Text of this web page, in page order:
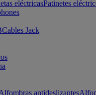
eléctricasPatinetes
Cables Jack
antideslizantes